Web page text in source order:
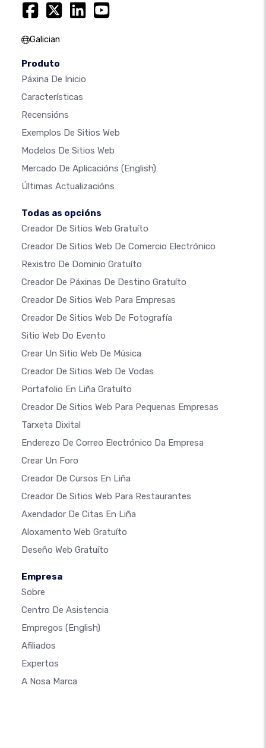
Galician
Produto
Páxina De Inicio
Características
Recensións
Exemplos De Sitios Web
Modelos De Sitios Web
Mercado De Aplicacións (English)
Últimas Actualizacións
Todas as opcións
Creador De Sitios Web Gratuíto
Creador De Sitios Web De Comercio Electrónico
Rexistro De Dominio Gratuíto
Creador De Páxinas De Destino Gratuíto
Creador De Sitios Web Para Empresas
Creador De Sitios Web De Fotografía
Sitio Web Do Evento
Crear Un Sitio Web De Música
Creador De Sitios Web De Vodas
Portafolio En Liña Gratuíto
Creador De Sitios Web Para Pequenas Empresas
Tarxeta Dixital
Enderezo De Correo Electrónico Da Empresa
Crear Un Foro
Creador De Cursos En Liña
Creador De Sitios Web Para Restaurantes
Axendador De Citas En Liña
Aloxamento Web Gratuíto
Deseño Web Gratuíto
Empresa
Sobre
Centro De Asistencia
Empregos (English)
Afiliados
Expertos
A Nosa Marca